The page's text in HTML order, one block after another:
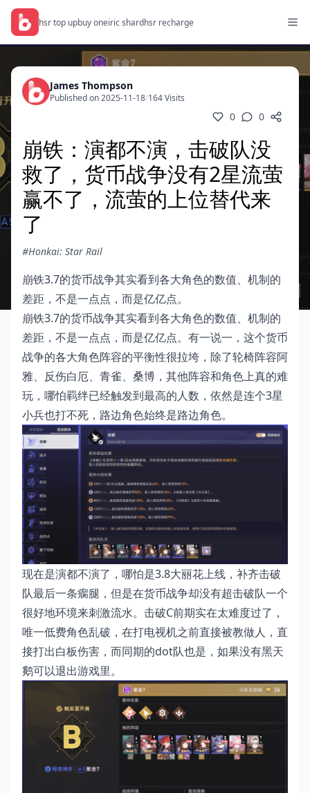
hsr top upbuy oneiric shardhsr recharge
James Thompson
Published on 2025-11-18/164 Visits
0 0
崩铁：演都不演，击破队没
救了，货币战争没有2星流萤
赢不了，流萤的上位替代来
了
#Honkai: Star Rail
崩铁3.7的货币战争其实看到各大角色的数值、机制的
差距，不是一点点，而是亿亿点。
崩铁3.7的货币战争其实看到各大角色的数值、机制的
差距，不是一点点，而是亿亿点。有一说一，这个货币
战争的各大角色阵容的平衡性很拉垮，除了轮椅阵容阿
雅、反伤白厄、青雀、桑博，其他阵容和角色上真的难
玩，哪怕羁绊已经触发到最高的人数，依然是连个3星
小兵也打不死，路边角色始终是路边角色。
现在是演都不演了，哪怕是3.8大丽花上线，补齐击破
队最后一条瘸腿，但是在货币战争却没有超击破队一个
很好地环境来刺激流水。击破C前期实在太难度过了，
唯一低费角色乱破，在打电视机之前直接被教做人，直
接打出白板伤害，而同期的dot队也是，如果没有黑天
鹅可以退出游戏里。